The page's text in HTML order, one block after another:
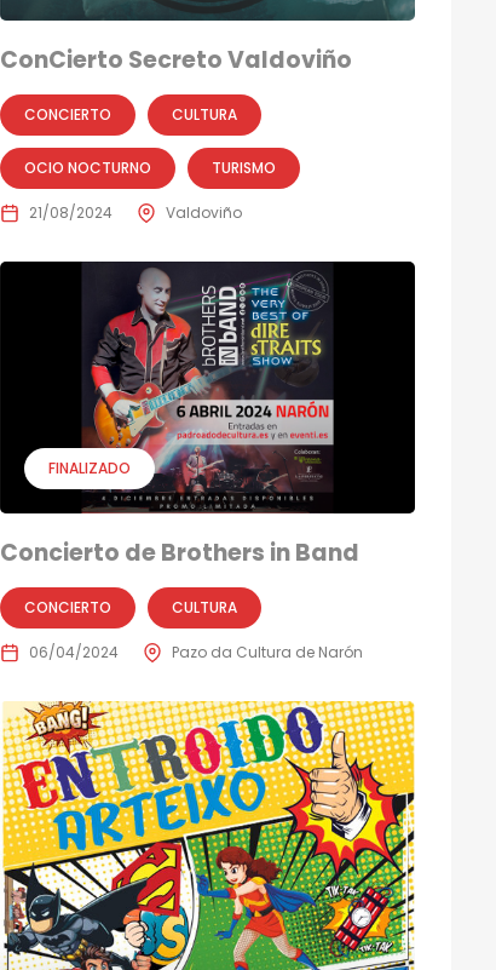
ConCierto Secreto Valdoviño
CONCIERTO CULTURA
OCIO NOCTURNO TURISMO
21/08/2024 Valdoviño
FINALIZADO
Concierto de Brothers in Band
CONCIERTO CULTURA
06/04/2024 Pazo da Cultura de Narón